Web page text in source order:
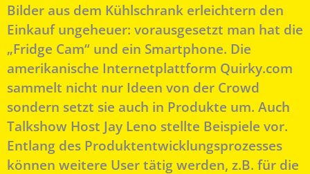
Bilder aus dem Kühlschrank erleichtern den
Einkauf ungeheuer: vorausgesetzt man hat die
„Fridge Cam“ und ein Smartphone. Die
amerikanische Internetplattform Quirky.com
sammelt nicht nur Ideen von der Crowd
sondern setzt sie auch in Produkte um. Auch
Talkshow Host Jay Leno stellte Beispiele vor.
Entlang des Produktentwicklungsprozesses
können weitere User tätig werden, z.B. für die